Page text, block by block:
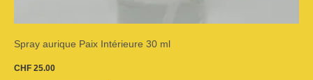
Spray aurique Paix Intérieure 30 ml
CHF 25.00